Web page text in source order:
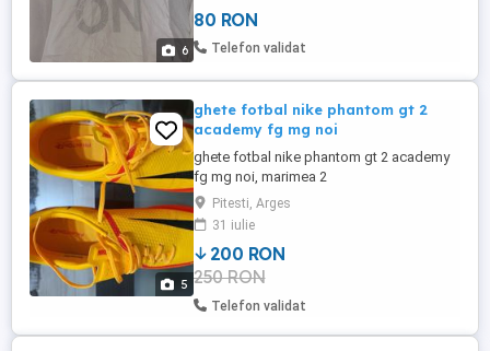
6
80 RON
Telefon validat
5
ghete fotbal nike phantom gt 2
academy fg mg noi
ghete fotbal nike phantom gt 2 academy
fg mg noi, marimea 2
Pitesti, Arges
31 iulie
200 RON
250 RON
Telefon validat